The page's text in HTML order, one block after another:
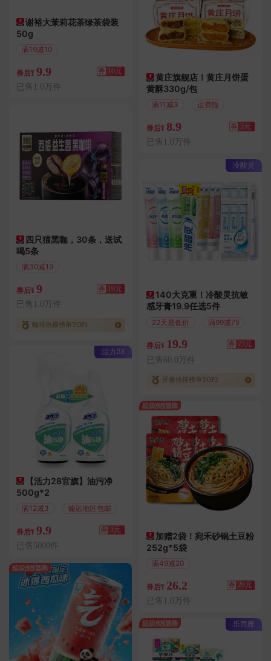
谢裕大茉莉花茶绿茶袋装
50g
满19减10
券后¥ 9.9 券 10元
已售1.0万件
四只猫黑咖，30条，送试
喝5条
满30减19
券后¥ 9 券 19元
已售1.0万件
咖啡热搜榜单TOP1
活力28
【活力28官旗】油污净
500g*2
满12减3 偏远地区包邮
券后¥ 9.9 券 3元
已售5000件
黄庄旗舰店！黄庄月饼蛋
黄酥330g/包
满11减3 运费险
券后¥ 8.9 券 3元
已售1.0万件
冷酸灵
140大克重！冷酸灵抗敏
感牙膏19.9任选5件
22天最低价 满99减75
券后¥ 19.9 券 75元
已售60.0万件
牙膏热搜榜单TOP2
加赠2袋！宛禾砂锅土豆粉
252g*5袋
满49减20
券后¥ 26.2 券 20元
已售1.0万件
乐而雅